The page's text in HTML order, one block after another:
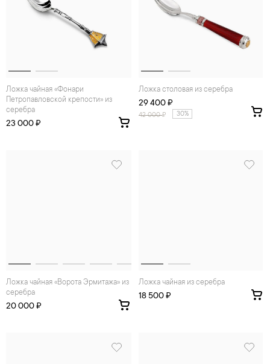
Ложка чайная «Фонари
Петропавловской крепости» из
серебра
23 000 ₽
Ложка столовая из серебра
29 400 ₽
42 000₽ 30%
ложка чайная «Ворота Эрмитажа» из
серебра
20 000 ₽
Ложка чайная из серебра
18 500 ₽